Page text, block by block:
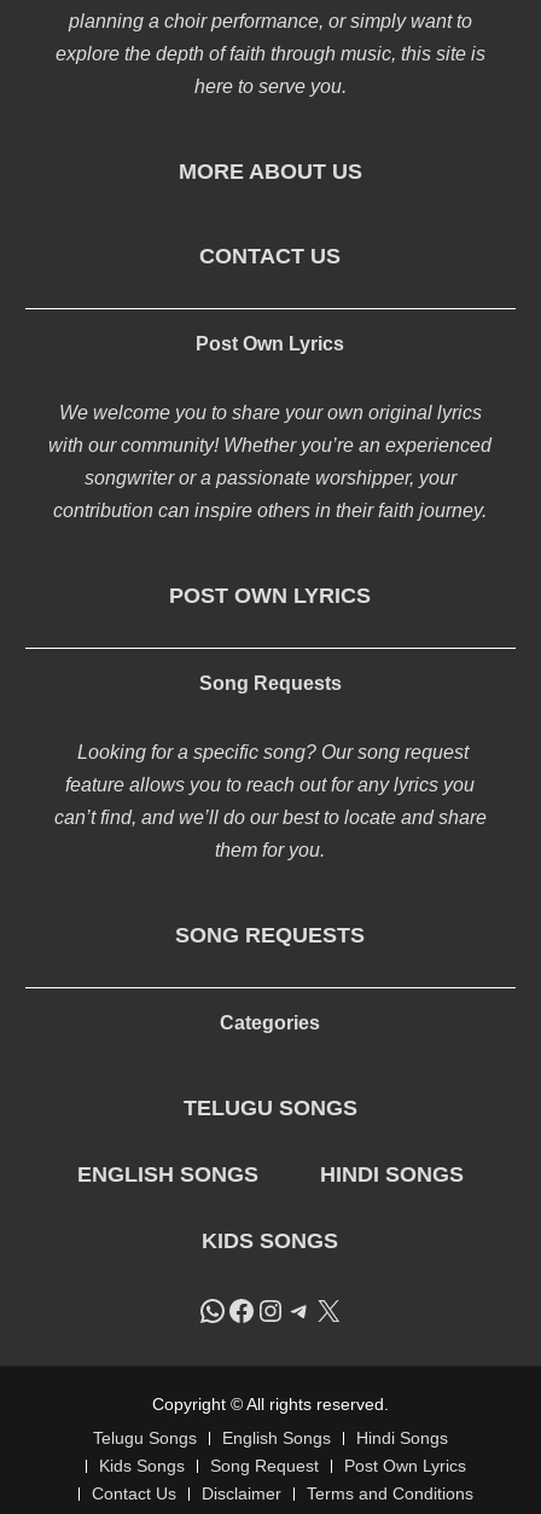
planning a choir performance, or simply want to
explore the depth of faith through music, this site is
here to serve you.
MORE ABOUT US
CONTACT US
Post Own Lyrics
We welcome you to share your own original lyrics
with our community! Whether you’re an experienced
songwriter or a passionate worshipper, your
contribution can inspire others in their faith journey.
POST OWN LYRICS
Song Requests
Looking for a specific song? Our song request
feature allows you to reach out for any lyrics you
can’t find, and we’ll do our best to locate and share
them for you.
SONG REQUESTS
Categories
TELUGU SONGS
ENGLISH SONGS HINDI SONGS
KIDS SONGS
WhatsApp
Facebook
Instagram
Telegram
X
Copyright © All rights reserved.
Telugu Songs
English Songs
Hindi Songs
Kids Songs
Song Request
Post Own Lyrics
Contact Us
Disclaimer
Terms and Conditions